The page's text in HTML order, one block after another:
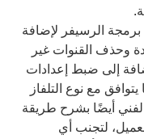
الرسيفر لإضافة
وحذف القنوات غير
إلى ضبط إعدادات
مع نوع التلفاز
أيضًا بشرح طريقة
لتجنب أي